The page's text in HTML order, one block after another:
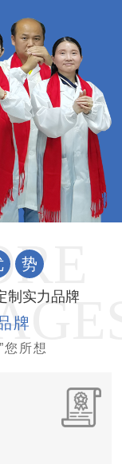
势
制实力品牌
牌
所想